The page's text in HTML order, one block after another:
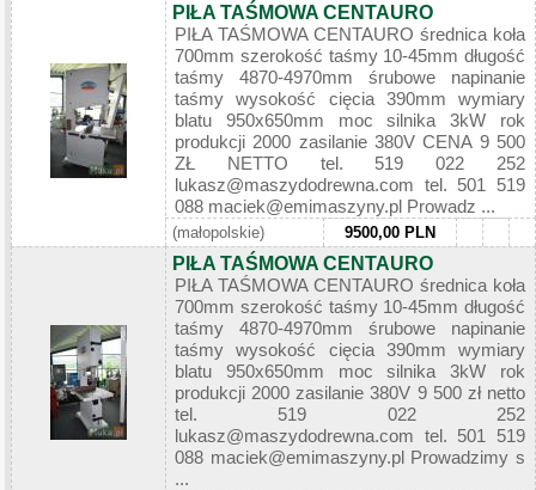
PIŁA TAŚMOWA CENTAURO
PIŁA TAŚMOWA CENTAURO średnica koła
700mm szerokość taśmy 10-45mm długość
taśmy 4870-4970mm śrubowe napinanie
taśmy wysokość cięcia 390mm wymiary
blatu 950x650mm moc silnika 3kW rok
produkcji 2000 zasilanie 380V CENA 9 500
ZŁ NETTO tel. 519 022 252
lukasz@maszydodrewna.com tel. 501 519
088 maciek@emimaszyny.pl Prowadz ...
(małopolskie) 9500,00 PLN
PIŁA TAŚMOWA CENTAURO
PIŁA TAŚMOWA CENTAURO średnica koła
700mm szerokość taśmy 10-45mm długość
taśmy 4870-4970mm śrubowe napinanie
taśmy wysokość cięcia 390mm wymiary
blatu 950x650mm moc silnika 3kW rok
produkcji 2000 zasilanie 380V 9 500 zł netto
tel. 519 022 252
lukasz@maszydodrewna.com tel. 501 519
088 maciek@emimaszyny.pl Prowadzimy s
...